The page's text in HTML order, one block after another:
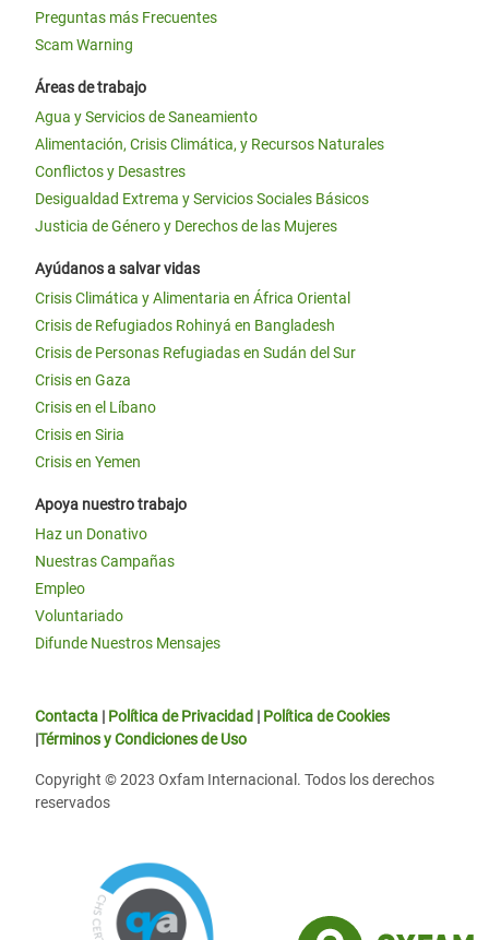
Preguntas más Frecuentes
Scam Warning
Áreas de trabajo
Agua y Servicios de Saneamiento
Alimentación, Crisis Climática, y Recursos Naturales
Conflictos y Desastres
Desigualdad Extrema y Servicios Sociales Básicos
Justicia de Género y Derechos de las Mujeres
Ayúdanos a salvar vidas
Crisis Climática y Alimentaria en África Oriental
Crisis de Refugiados Rohinyá en Bangladesh
Crisis de Personas Refugiadas en Sudán del Sur
Crisis en Gaza
Crisis en el Líbano
Crisis en Siria
Crisis en Yemen
Apoya nuestro trabajo
Haz un Donativo
Nuestras Campañas
Empleo
Voluntariado
Difunde Nuestros Mensajes
Contacta | Política de Privacidad | Política de Cookies
|Términos y Condiciones de Uso
Copyright © 2023 Oxfam Internacional. Todos los derechos
reservados